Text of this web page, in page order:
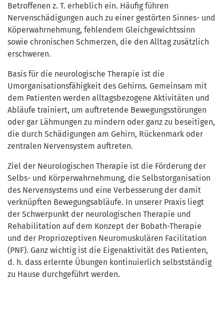
Betroffenen z. T. erheblich ein. Häufig führen
Nervenschädigungen auch zu einer gestörten Sinnes- und
Köperwahrnehmung, fehlendem Gleichgewichtssinn
sowie chronischen Schmerzen, die den Alltag zusätzlich
erschweren.
Basis für die neurologische Therapie ist die
Umorganisationsfähigkeit des Gehirns. Gemeinsam mit
dem Patienten werden alltagsbezogene Aktivitäten und
Abläufe trainiert, um auftretende Bewegungsstörungen
oder gar Lähmungen zu mindern oder ganz zu beseitigen,
die durch Schädigungen am Gehirn, Rückenmark oder
zentralen Nervensystem auftreten.
Ziel der Neurologischen Therapie ist die Förderung der
Selbs- und Körperwahrnehmung, die Selbstorganisation
des Nervensystems und eine Verbesserung der damit
verknüpften Bewegungsabläufe. In unserer Praxis liegt
der Schwerpunkt der neurologischen Therapie und
Rehabilitation auf dem Konzept der Bobath-Therapie
und der Propriozeptiven Neuromuskulären Facilitation
(PNF). Ganz wichtig ist die Eigenaktivität des Patienten,
d. h. dass erlernte Übungen kontinuierlich selbstständig
zu Hause durchgeführt werden.